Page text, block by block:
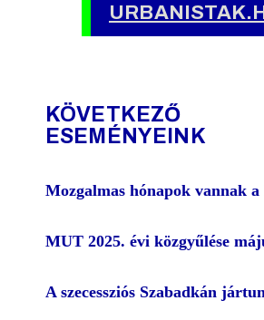
KÖVETKEZŐ
ESEMÉNYEINK
Mozgalmas hónapok vannak
MUT 2025. évi közgyűlése
A szecessziós Szabadkán